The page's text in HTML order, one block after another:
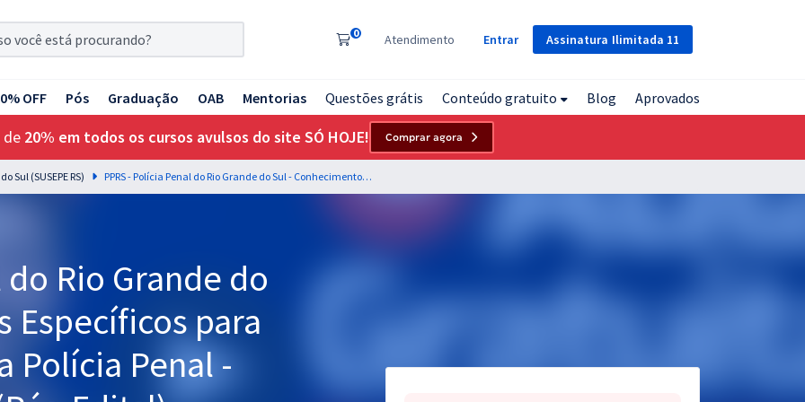
Assinatura Ilimitada 11
0 Atendimento Entrar
OFF Pós Graduação OAB Mentorias Questões grátis Conteúdo gratuito Blog Aprovados
de 20% em todos os cursos avulsos do site SÓ HOJE! Comprar agora
Sul (SUSEPE RS) PPRS - Polícia Penal do Rio Grande do Sul - Conhecimentos Específicos para Cargo 04: Analista da Polícia Penal - Ciências Contábeis (Pós-Edital)
do Rio Grande do
Específicos para
Polícia Penal -